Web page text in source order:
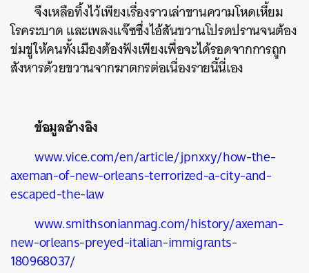
จึงเหลือทิ้งไว้เพียงเรื่องราวเล่าขานความโหดเหี้ยม
โรคระบาด และเพลงแจ๊ซซึ่งไอ้สันขวานโปรดปรานจนต้อง
ข่มขู่ให้คนทั้งเมืองต้องฟังเพียงเพื่อจะได้รอดจากการถูก
สังหารด้วยขวานจากฆาตกรต่อเนื่องรายนี้นี่เอง
ข้อมูลอ้างอิง
www.vice.com/en/article/jpnxxy/how-the-
axeman-of-new-orleans-terrorized-a-city-and-
escaped-the-law
www.smithsonianmag.com/history/axeman-
new-orleans-preyed-italian-immigrants-
180968037/